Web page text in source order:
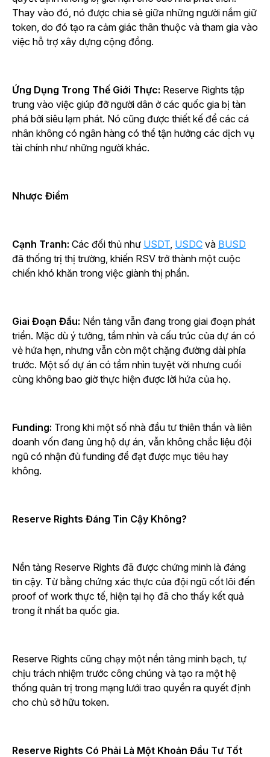
Thay vào đó, nó được chia sẻ giữa những người nắm giữ
token, do đó tạo ra cảm giác thân thuộc và tham gia vào
việc hỗ trợ xây dựng cộng đồng.
Ứng Dụng Trong Thế Giới Thực: Reserve Rights tập
trung vào việc giúp đỡ người dân ở các quốc gia bị tàn
phá bởi siêu lạm phát. Nó cũng được thiết kế để các cá
nhân không có ngân hàng có thể tận hưởng các dịch vụ
tài chính như những người khác.
Nhược Điểm
Cạnh Tranh: Các đối thủ như USDT, USDC và BUSD
đã thống trị thị trường, khiến RSV trở thành một cuộc
chiến khó khăn trong việc giành thị phần.
Giai Đoạn Đầu: Nền tảng vẫn đang trong giai đoạn phát
triển. Mặc dù ý tưởng, tầm nhìn và cấu trúc của dự án có
vẻ hứa hẹn, nhưng vẫn còn một chặng đường dài phía
trước. Một số dự án có tầm nhìn tuyệt vời nhưng cuối
cùng không bao giờ thực hiện được lời hứa của họ.
Funding: Trong khi một số nhà đầu tư thiên thần và liên
doanh vốn đang ủng hộ dự án, vẫn không chắc liệu đội
ngũ có nhận đủ funding để đạt được mục tiêu hay
không.
Reserve Rights Đáng Tin Cậy Không?
Nền tảng Reserve Rights đã được chứng minh là đáng
tin cậy. Từ bằng chứng xác thực của đội ngũ cốt lõi đến
proof of work thực tế, hiện tại họ đã cho thấy kết quả
trong ít nhất ba quốc gia.
Reserve Rights cũng chạy một nền tảng minh bạch, tự
chịu trách nhiệm trước công chúng và tạo ra một hệ
thống quản trị trong mạng lưới trao quyền ra quyết định
cho chủ sở hữu token.
Reserve Rights Có Phải Là Một Khoản Đầu Tư Tốt